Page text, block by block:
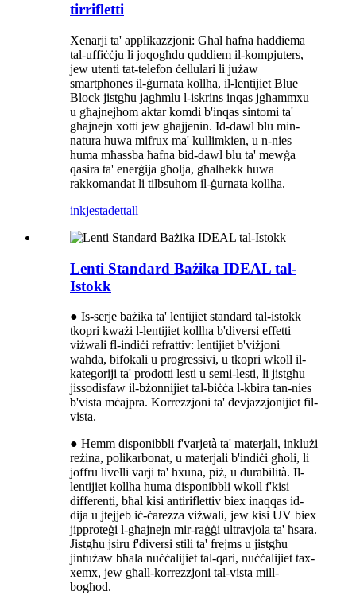
tirrifletti
Xenarji ta' applikazzjoni: Għal ħafna ħaddiema
tal-uffiċċju li joqogħdu quddiem il-kompjuters,
jew utenti tat-telefon ċellulari li jużaw
smartphones il-ġurnata kollha, il-lentijiet Blue
Block jistgħu jagħmlu l-iskrins inqas jgħammxu
u għajnejhom aktar komdi b'inqas sintomi ta'
għajnejn xotti jew għajjenin. Id-dawl blu min-
natura huwa mifrux ma' kullimkien, u n-nies
huma mħassba ħafna bid-dawl blu ta' mewġa
qasira ta' enerġija għolja, għalhekk huwa
rakkomandat li tilbsuhom il-ġurnata kollha.
inkjestadettall
Lenti Standard Bażika IDEAL tal-
Istokk
● Is-serje bażika ta' lentijiet standard tal-istokk
tkopri kważi l-lentijiet kollha b'diversi effetti
viżwali fl-indiċi refrattiv: lentijiet b'viżjoni
waħda, bifokali u progressivi, u tkopri wkoll il-
kategoriji ta' prodotti lesti u semi-lesti, li jistgħu
jissodisfaw il-bżonnijiet tal-biċċa l-kbira tan-nies
b'vista mċajpra. Korrezzjoni ta' devjazzjonijiet fil-
vista.
● Hemm disponibbli f'varjetà ta' materjali, inklużi
reżina, polikarbonat, u materjali b'indiċi għoli, li
joffru livelli varji ta' ħxuna, piż, u durabilità. Il-
lentijiet kollha huma disponibbli wkoll f'kisi
differenti, bħal kisi antiriflettiv biex inaqqas id-
dija u jtejjeb iċ-ċarezza viżwali, jew kisi UV biex
jipproteġi l-għajnejn mir-raġġi ultravjola ta' ħsara.
Jistgħu jsiru f'diversi stili ta' frejms u jistgħu
jintużaw bħala nuċċalijiet tal-qari, nuċċalijiet tax-
xemx, jew għall-korrezzjoni tal-vista mill-
bogħod.